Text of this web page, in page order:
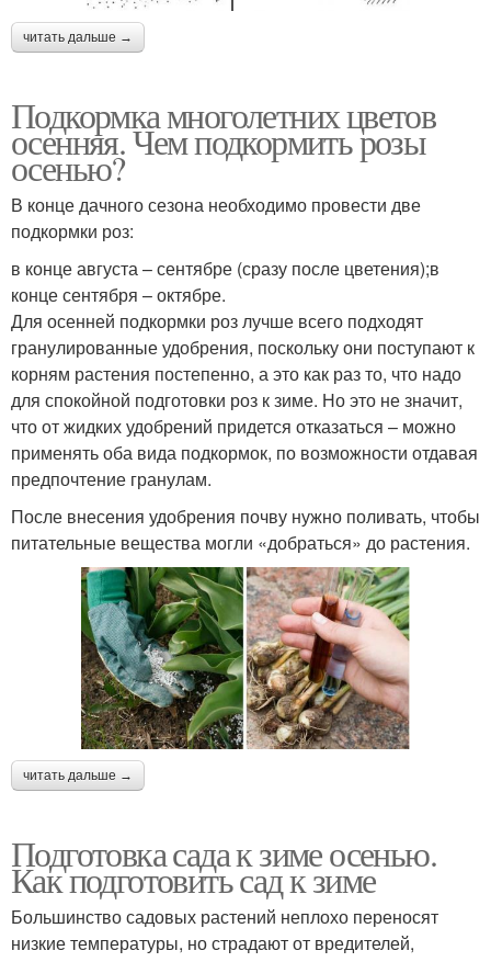
читать дальше →
Подкормка многолетних цветов
осенняя. Чем подкормить розы
осенью?
В конце дачного сезона необходимо провести две
подкормки роз:
в конце августа – сентябре (сразу после цветения);в
конце сентября – октябре.
Для осенней подкормки роз лучше всего подходят
гранулированные удобрения, поскольку они поступают к
корням растения постепенно, а это как раз то, что надо
для спокойной подготовки роз к зиме. Но это не значит,
что от жидких удобрений придется отказаться – можно
применять оба вида подкормок, по возможности отдавая
предпочтение гранулам.
После внесения удобрения почву нужно поливать, чтобы
питательные вещества могли «добраться» до растения.
читать дальше →
Подготовка сада к зиме осенью.
Как подготовить сад к зиме
Большинство садовых растений неплохо переносят
низкие температуры, но страдают от вредителей,